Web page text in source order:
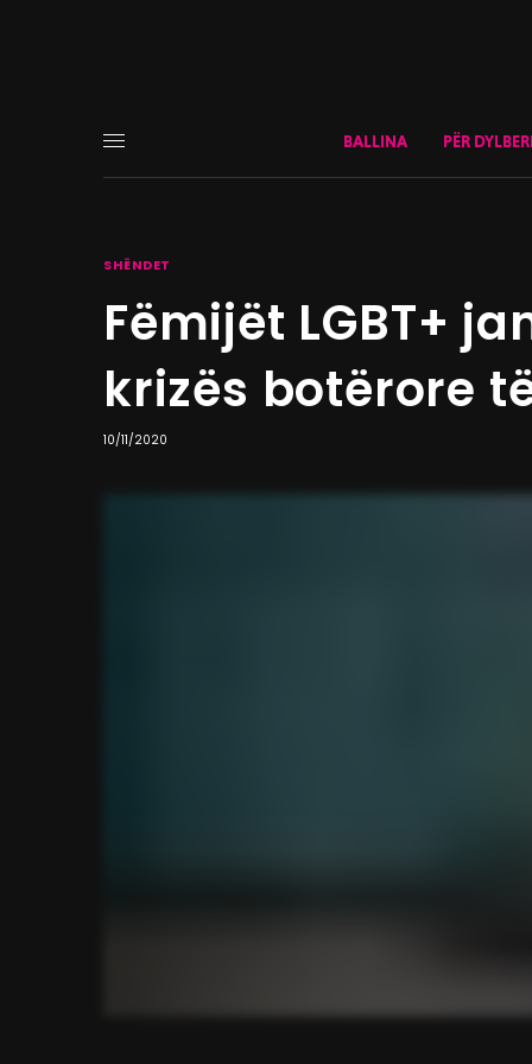
BALLINA PËR
SHËNDET
Fëmijët LGBT+
krizës botërore
10/11/2020